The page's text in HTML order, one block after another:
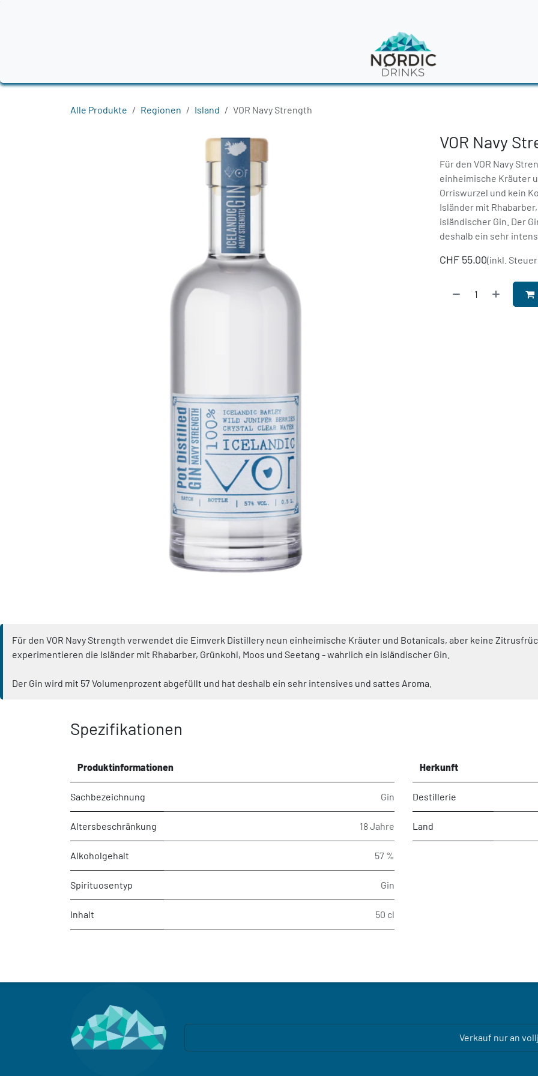
Alle Produkte Regionen Island VOR Navy Strength
VOR Navy
Für den VOR Navy
einheimische Kräuter
Orriswurzel und kein
Isländer mit
isländischer Gin. Der
deshalb ein sehr
CHF 55.00(inkl.
Für den VOR Navy Strength verwendet die Eimverk Distillery neun einheimische Kräuter und Botanicals, aber keine
experimentieren die Isländer mit Rhabarber, Grünkohl, Moos und Seetang - wahrlich ein isländischer Gin.
Der Gin wird mit 57 Volumenprozent abgefüllt und hat deshalb ein sehr intensives und sattes Aroma.
Spezifikationen
Produktinformationen
Sachbezeichnung Gin
Altersbeschränkung 18 Jahre
Alkoholgehalt 57 %
Spirituosentyp Gin
Inhalt 50 cl
Herkunft
Destillerie
Land
Verkauf nur an